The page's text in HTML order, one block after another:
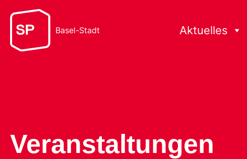
Basel-Stadt Aktuelles
Veranstaltungen